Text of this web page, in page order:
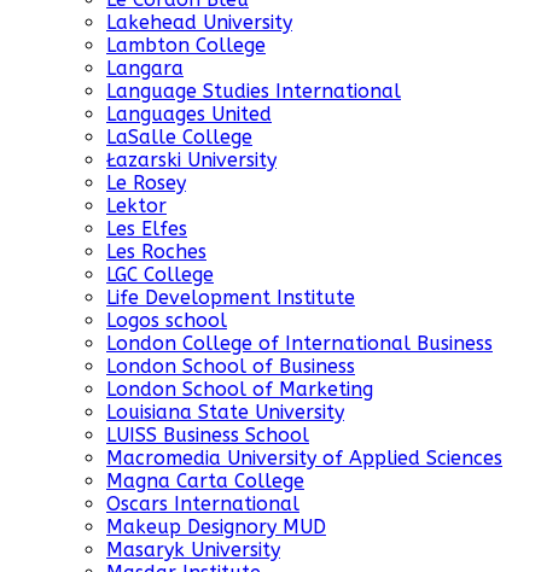
Lakehead University
Lambton College
Langara
Language Studies International
Languages United
LaSalle College
Łazarski University
Le Rosey
Lektor
Les Elfes
Les Roches
LGC College
Life Development Institute
Logos school
London College of International Business
London School of Business
London School of Marketing
Louisiana State University
LUISS Business School
Macromedia University of Applied Sciences
Magna Carta College
Oscars International
Makeup Designory MUD
Masaryk University